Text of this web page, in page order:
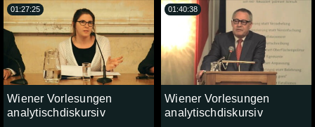
Wiener Vorlesungen
analytischdiskursiv
01:27:25
Wiener Vorlesungen
analytischdiskursiv
01:40:38